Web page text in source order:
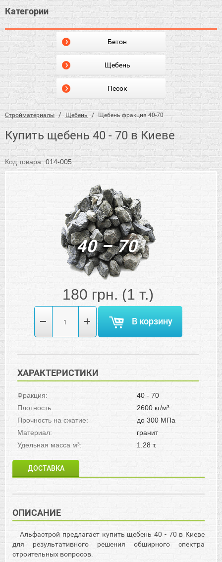
Категории
Бетон
Щебень
Песок
Стройматериалы Щебень Щебень фракция 40-70
Купить щебень 40 - 70 в Киеве
Код товара: 014-005
180 грн. (1 т.)
В корзину
ХАРАКТЕРИСТИКИ
Фракция:
40 - 70
Плотность:
2600 кг/м³
Прочность на сжатие:
до 300 МПа
Материал:
гранит
Удельная масса м³:
1.28 т.
ДОСТАВКА
ОПИСАНИЕ
Альфастрой предлагает купить щебень 40 - 70 в Киеве
для результативного решения обширного спектра
строительных вопросов.